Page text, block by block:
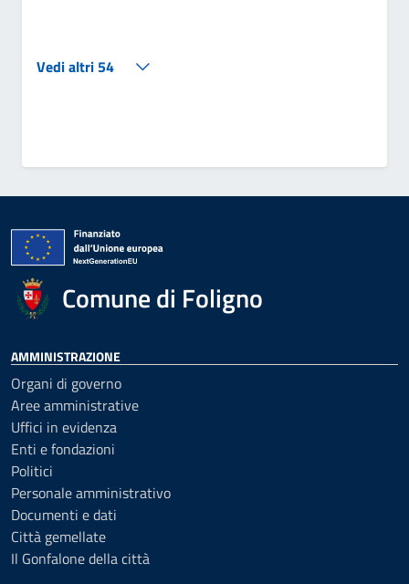
Vedi altri 54
Comune di Foligno
AMMINISTRAZIONE
Organi di governo
Aree amministrative
Uffici in evidenza
Enti e fondazioni
Politici
Personale amministrativo
Documenti e dati
Città gemellate
Il Gonfalone della città